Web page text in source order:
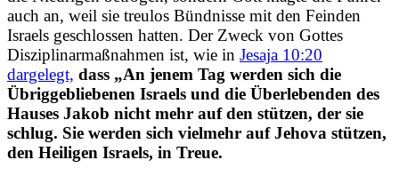
auch an, weil sie treulos Bündnisse mit den Feinden
Israels geschlossen hatten. Der Zweck von Gottes
Disziplinarmaßnahmen ist, wie in Jesaja 10:20
dargelegt, dass „An jenem Tag werden sich die
Übriggebliebenen Israels und die Überlebenden des
Hauses Jakob nicht mehr auf den stützen, der sie
schlug. Sie werden sich vielmehr auf Jehova stützen,
den Heiligen Israels, in Treue.